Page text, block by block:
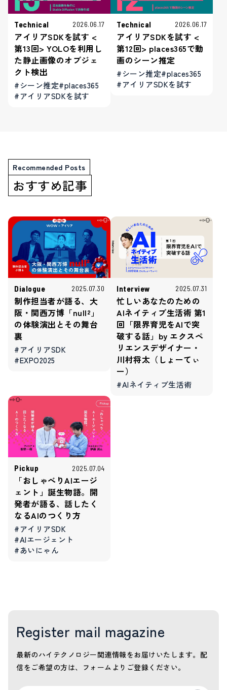
Technical 2026.06.17
アイリアSDKを試す <
第13回> YOLOを利用し
た静止画像のオブジェ
クト検出
#シーン推定#places365
#アイリアSDKを試す
Technical 2026.06.17
アイリアSDKを試す <
第12回> places365で動
画のシーン推定
#シーン推定#places365
#アイリアSDKを試す
Recommended Posts
おすすめ記事
Dialogue 2025.07.30
制作担当者が語る、大
阪・関西万博「null²」
の体験演出とその舞台
裏
#アイリアSDK
#EXPO2025
Interview 2025.07.31
忙しいあなたのための
AIネイティブ生活術 第1
回「限界育児をAIで突
破する話」by エクスペ
リエンスデザイナー・
川村将太（しょーてぃ
ー）
#AIネイティブ生活術
Pickup 2025.07.04
「おしゃべりAIエージ
ェント」誕生物語。開
発者が語る、話したく
なるAIのつくり方
#アイリアSDK
#AIエージェント
#あいにゃん
Register mail magazine
最新のハイテクノロジー関連情報をお届けいたします。 配
信をご希望の方は、フォームよりご登録ください。